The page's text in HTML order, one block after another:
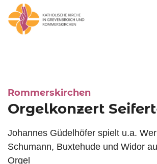
Rommerskirchen:
Orgelkonzert
Johannes Güdelhöfer spielt u.a.
Schumann, Buxtehude und Widor
Orgel